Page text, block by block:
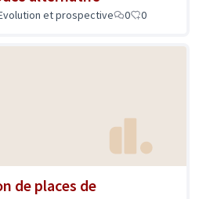
et prospective 0 0
de places de